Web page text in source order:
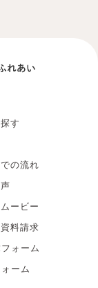
す
の流れ
ービー
料請求
ォーム
ーム